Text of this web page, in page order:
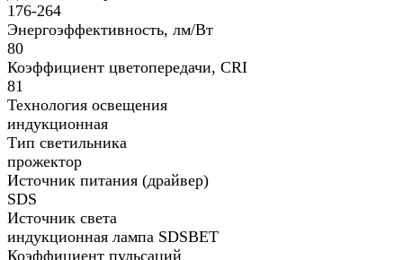
176-264
Энергоэффективность, лм/Вт
80
Коэффициент цветопередачи, CRI
81
Технология освещения
индукционная
Тип светильника
прожектор
Источник питания (драйвер)
SDS
Источник света
индукционная лампа SDSBET
Коэффициент пульсаций